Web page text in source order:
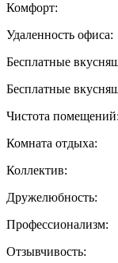
Комфорт:
Удаленность офиса:
Бесплатные
Бесплатные
Чистота помещений:
Комната отдыха:
Коллектив:
Дружелюбность:
Профессионализм:
Отзывчивость: